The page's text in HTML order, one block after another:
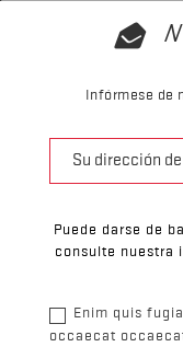
Infórmese de
Puede darse de
consulte nuestra
Enim quis
occaecat